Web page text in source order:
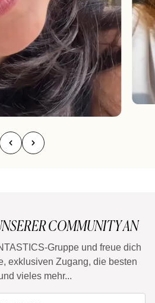
COMMUNITY AN
Gruppe und freue dich
exklusiven Zugang, die besten
vieles mehr...